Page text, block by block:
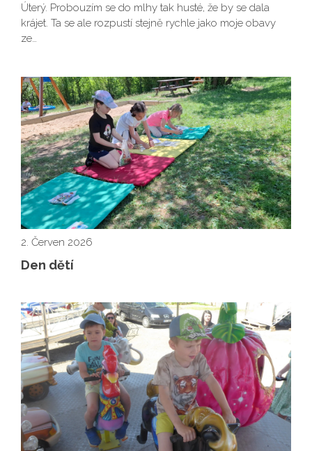
Úterý. Probouzím se do mlhy tak husté, že by se dala
krájet. Ta se ale rozpustí stejně rychle jako moje obavy
ze…
2. Červen 2026
Den dětí